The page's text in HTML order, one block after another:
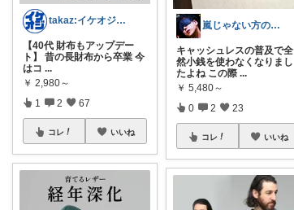
takaz:イケオジをめざすサラリーマン
【40代 財布もアップデー
ト】 昔の長財布から卒業 今
はコ ...
￥ 2,980～
1 2 67
コレ いいね
嵐じゃない方のニノ
キャッシュレスの普及で全
然小銭を使わなくなりまし
たよね この際 ...
￥ 5,480～
0 2 23
コレ いいね